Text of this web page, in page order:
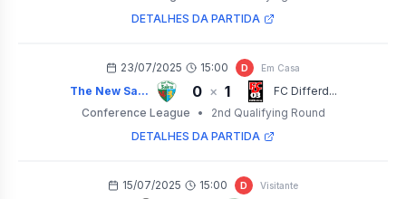
DETALHES DA PARTIDA
23/07/2025 15:00 D Em Casa
The New Sa... 0 × 1
FC Differd...
Conference League
•
2nd Qualifying Round
DETALHES DA PARTIDA
15/07/2025 15:00 D Visitante